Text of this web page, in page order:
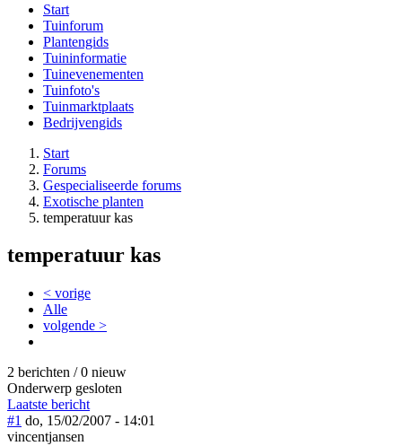
Start
Tuinforum
Plantengids
Tuininformatie
Tuinevenementen
Tuinfoto's
Tuinmarktplaats
Bedrijvengids
Start
Forums
Gespecialiseerde forums
Exotische planten
temperatuur kas
temperatuur kas
< vorige
Alle
volgende >
2 berichten / 0 nieuw
Onderwerp gesloten
Laatste bericht
#1 do, 15/02/2007 - 14:01
vincentjansen